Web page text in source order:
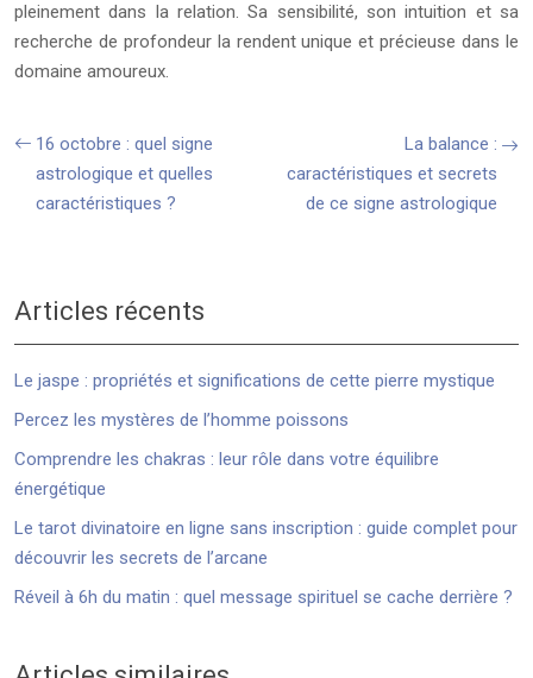
pleinement dans la relation. Sa sensibilité, son intuition et sa
recherche de profondeur la rendent unique et précieuse dans le
domaine amoureux.
16 octobre : quel signe
astrologique et quelles
caractéristiques ?
La balance :
caractéristiques et secrets
de ce signe astrologique
Articles récents
Le jaspe : propriétés et significations de cette pierre mystique
Percez les mystères de l’homme poissons
Comprendre les chakras : leur rôle dans votre équilibre
énergétique
Le tarot divinatoire en ligne sans inscription : guide complet pour
découvrir les secrets de l’arcane
Réveil à 6h du matin : quel message spirituel se cache derrière ?